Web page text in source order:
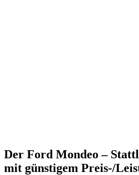
Der Ford Mondeo –
mit günstigem Preis-/